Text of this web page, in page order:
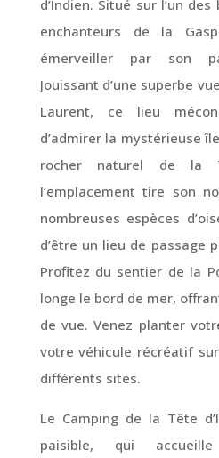
d’Indien. Situé sur l’un
enchanteurs de la
émerveiller par son
Jouissant d’une superbe
Laurent, ce lieu
d’admirer la mystérieuse
rocher naturel de la
l’emplacement tire son
nombreuses espèces
d’être un lieu de passage
Profitez du sentier de la
longe le bord de mer,
de vue. Venez planter
votre véhicule récréatif
différents sites.
Le Camping de la Tête
paisible, qui